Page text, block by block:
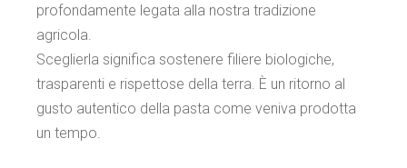
profondamente legata alla nostra tradizione
agricola.
Sceglierla significa sostenere filiere biologiche,
trasparenti e rispettose della terra. È un ritorno al
gusto autentico della pasta come veniva prodotta
un tempo.